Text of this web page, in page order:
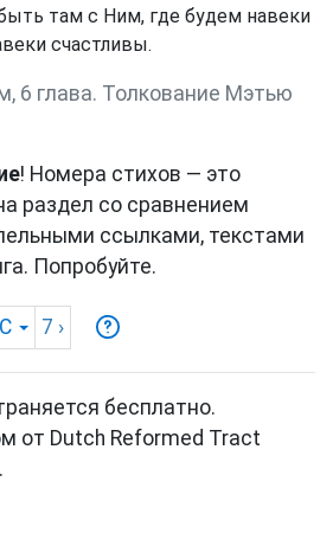
там с Ним, где будем навеки
счастливы.
6 глава. Толкование Мэтью
! Номера стихов — это
раздел со сравнением
ссылками, текстами
Попробуйте.
7 ›
бесплатно.
от Dutch Reformed Tract